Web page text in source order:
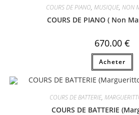
COURS DE PIANO, MUSIQUE, NON
COURS DE PIANO ( Non
670.00 €
Acheter
COURS DE BATTERIE,
COURS DE BATTERIE